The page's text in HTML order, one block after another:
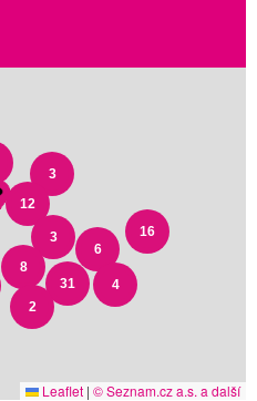
16
2
6
4
8
31
3
3
12
Leaflet | © Seznam.cz a.s. a další